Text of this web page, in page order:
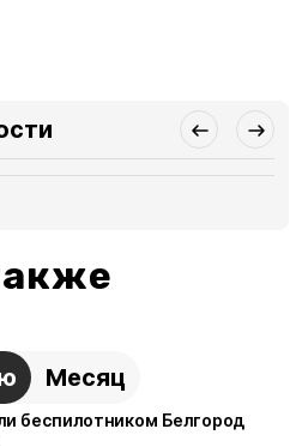
Месяц
беспилотником Белгород